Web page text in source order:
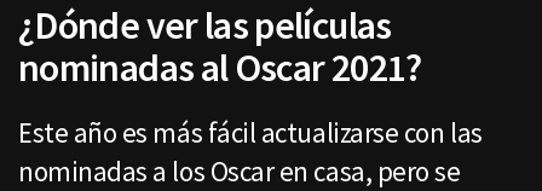
¿Dónde ver las películas
nominadas al Oscar 2021?
Este año es más fácil actualizarse con las
nominadas a los Oscar en casa, pero se